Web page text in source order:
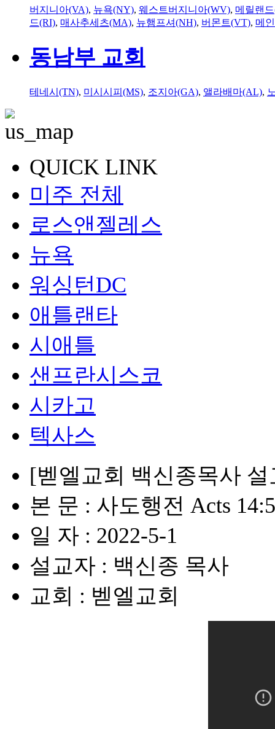
버지니아(VA), 뉴욕(NY), 웨스트버지니아(WV), 메릴랜
드(RI), 매사추세츠(MA), 뉴햄프셔(NH), 버몬트(VT), 메
동남부 교회
테네시(TN), 미시시피(MS), 조지아(GA), 앨라배마(AL),
QUICK LINK
미주 전체
로스앤젤레스
뉴욕
워싱턴DC
애틀랜타
시애틀
샌프란시스코
시카고
텍사스
[벧엘교회 백신종목사
본 문 : 사도행전 Acts
일 자 : 2022-5-1
설교자 : 백신종 목사
교회 : 벧엘교회